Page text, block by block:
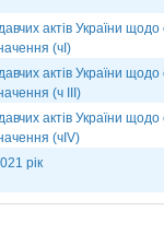
актів України щодо
(чІ)
актів України щодо
(ч ІІІ)
актів України щодо
(чІV)
рік